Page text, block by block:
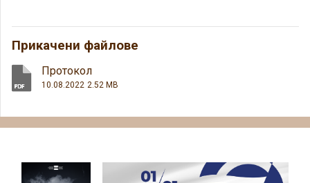
Прикачени файлове
Протокол
10.08.2022 2.52 MB